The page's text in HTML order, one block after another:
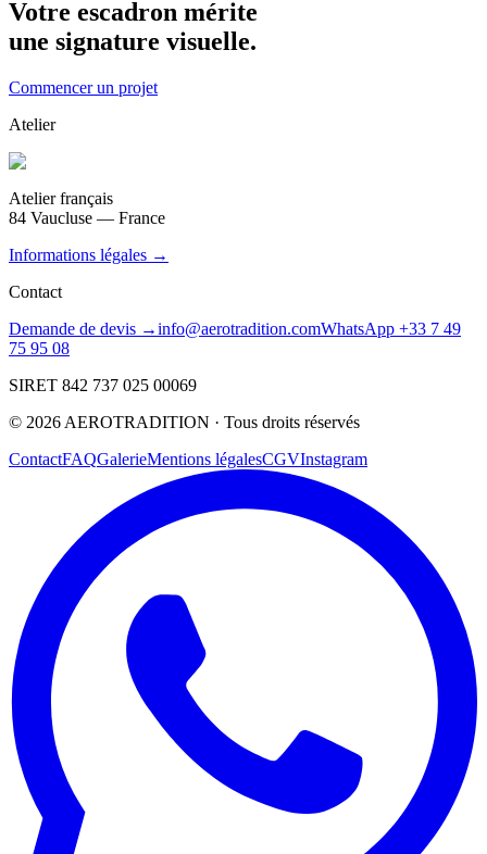
Votre escadron mérite
une signature visuelle.
Commencer un projet
Atelier
Atelier français
84 Vaucluse — France
Informations légales →
Contact
Demande de devis →info@aerotradition.comWhatsApp +33 7 49
75 95 08
SIRET 842 737 025 00069
© 2026 AEROTRADITION · Tous droits réservés
ContactFAQGalerieMentions légalesCGVInstagram